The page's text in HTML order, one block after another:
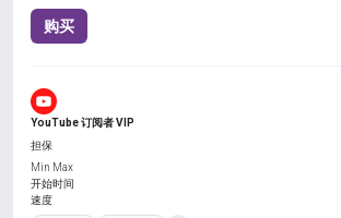
购买
YouTube 订阅者 VIP
担保
Min Max
开始时间
速度